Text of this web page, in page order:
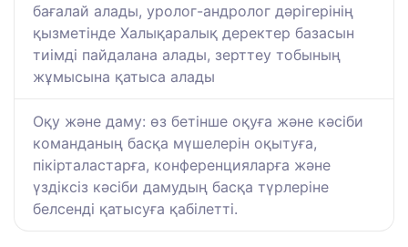
бағалай алады, уролог-андролог дәрігерінің
қызметінде Халықаралық деректер базасын
тиімді пайдалана алады, зерттеу тобының
жұмысына қатыса алады
Оқу және даму: өз бетінше оқуға және кәсіби
команданың басқа мүшелерін оқытуға,
пікірталастарға, конференцияларға және
үздіксіз кәсіби дамудың басқа түрлеріне
белсенді қатысуға қабілетті.